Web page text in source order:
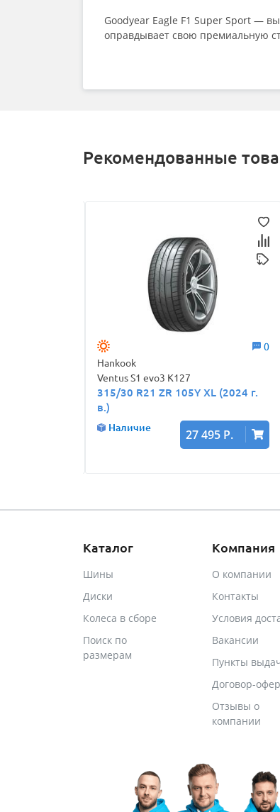
Goodyear Eagle F1 Super Sport —
оправдывает свою премиальную
Рекомендованные
0
Hankook
Ventus S1 evo3 K127
315/30 R21 ZR 105Y XL (2024 г.
в.)
Наличие 27 495 Р.
Каталог
Шины
Диски
Колеса в сборе
Поиск по
размерам
Компания
О компании
Контакты
Условия
Вакансии
Пункты
Договор-
Отзывы о
компании